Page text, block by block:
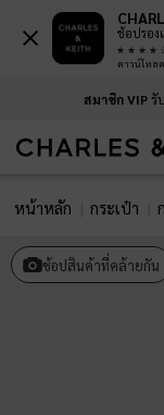
สมาชิก VIPรั
หน้าหลัก กระเป๋า
ช้อปสินค้าที่คล้ายกัน
ช้อปรอง
ดาวน์โหล